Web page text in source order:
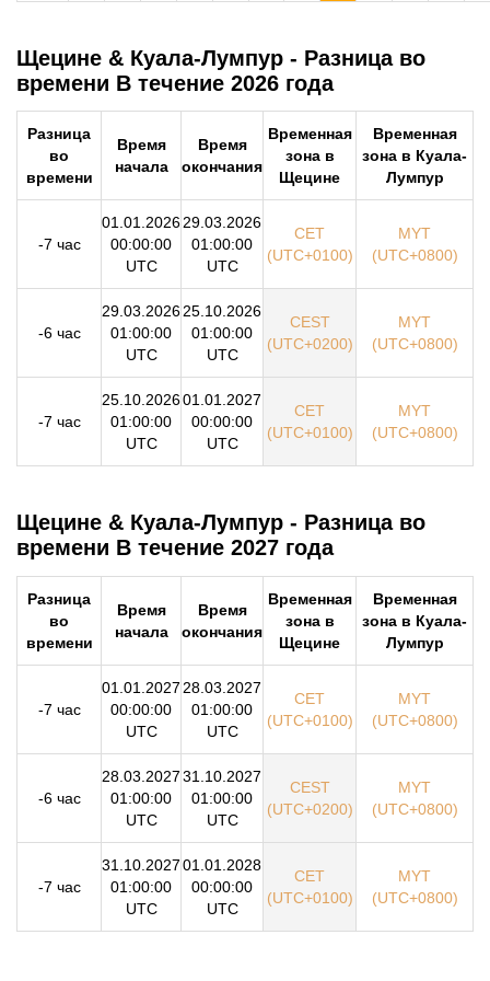
Щецине & Куала-Лумпур - Разница во
времени В течение 2026 года
Разница
во
времени
Время
начала
Время
окончания
Временная
зона в
Щецине
Временная
зона в Куала-
Лумпур
-7 час
01.01.2026
00:00:00
UTC
29.03.2026
01:00:00
UTC
CET
(UTC+0100)
MYT
(UTC+0800)
-6 час
29.03.2026
01:00:00
UTC
25.10.2026
01:00:00
UTC
CEST
(UTC+0200)
MYT
(UTC+0800)
-7 час
25.10.2026
01:00:00
UTC
01.01.2027
00:00:00
UTC
CET
(UTC+0100)
MYT
(UTC+0800)
Щецине & Куала-Лумпур - Разница во
времени В течение 2027 года
Разница
во
времени
Время
начала
Время
окончания
Временная
зона в
Щецине
Временная
зона в Куала-
Лумпур
-7 час
01.01.2027
00:00:00
UTC
28.03.2027
01:00:00
UTC
CET
(UTC+0100)
MYT
(UTC+0800)
-6 час
28.03.2027
01:00:00
UTC
31.10.2027
01:00:00
UTC
CEST
(UTC+0200)
MYT
(UTC+0800)
-7 час
31.10.2027
01:00:00
UTC
01.01.2028
00:00:00
UTC
CET
(UTC+0100)
MYT
(UTC+0800)